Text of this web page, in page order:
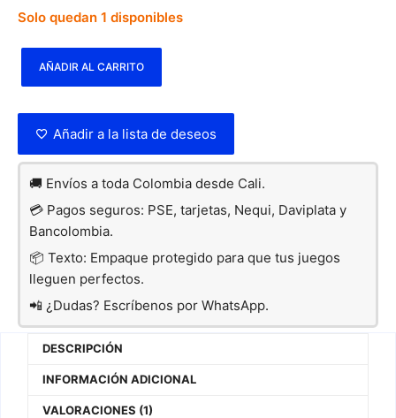
Solo quedan 1 disponibles
AÑADIR AL CARRITO
Añadir a la lista de deseos
🚚 Envíos a toda Colombia desde Cali.
💳 Pagos seguros: PSE, tarjetas, Nequi, Daviplata y
Bancolombia.
📦 Texto: Empaque protegido para que tus juegos
lleguen perfectos.
📲 ¿Dudas? Escríbenos por WhatsApp.
DESCRIPCIÓN
INFORMACIÓN ADICIONAL
VALORACIONES (1)